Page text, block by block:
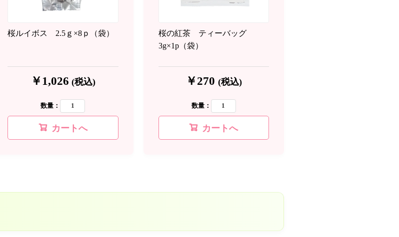
桜ルイボス 2.5ｇ×8ｐ（袋）
￥1,026 (税込)
数量：
カートへ
桜の紅茶 ティーバッグ
3g×1p（袋）
￥270 (税込)
数量：
カートへ